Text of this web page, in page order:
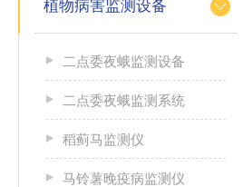
植物病害监测设备
二点委夜蛾监测设备
二点委夜蛾监测系统
稻蓟马监测仪
马铃薯晚疫病监测仪